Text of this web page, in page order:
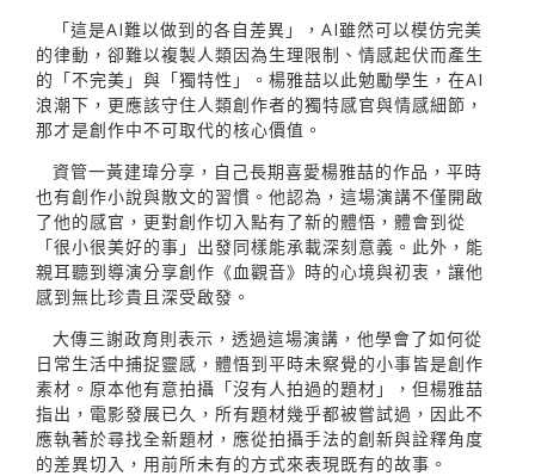
「這是AI難以做到的各自差異」，AI雖然可以模仿完美
的律動，卻難以複製人類因為生理限制、情感起伏而產生
的「不完美」與「獨特性」。楊雅喆以此勉勵學生，在AI
浪潮下，更應該守住人類創作者的獨特感官與情感細節，
那才是創作中不可取代的核心價值。
資管一黃建瑋分享，自己長期喜愛楊雅喆的作品，平時
也有創作小說與散文的習慣。他認為，這場演講不僅開啟
了他的感官，更對創作切入點有了新的體悟，體會到從
「很小很美好的事」出發同樣能承載深刻意義。此外，能
親耳聽到導演分享創作《血觀音》時的心境與初衷，讓他
感到無比珍貴且深受啟發。
大傳三謝政育則表示，透過這場演講，他學會了如何從
日常生活中捕捉靈感，體悟到平時未察覺的小事皆是創作
素材。原本他有意拍攝「沒有人拍過的題材」，但楊雅喆
指出，電影發展已久，所有題材幾乎都被嘗試過，因此不
應執著於尋找全新題材，應從拍攝手法的創新與詮釋角度
的差異切入，用前所未有的方式來表現既有的故事。